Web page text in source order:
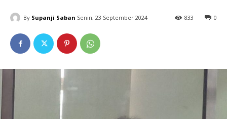
By Supanji Saban Senin, 23 September 2024 0
833